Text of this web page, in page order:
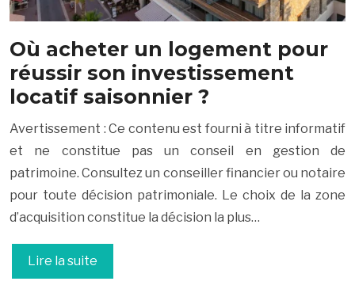
Où acheter un logement pour
réussir son investissement
locatif saisonnier ?
Avertissement : Ce contenu est fourni à titre informatif
et ne constitue pas un conseil en gestion de
patrimoine. Consultez un conseiller financier ou notaire
pour toute décision patrimoniale. Le choix de la zone
d’acquisition constitue la décision la plus…
Lire la suite